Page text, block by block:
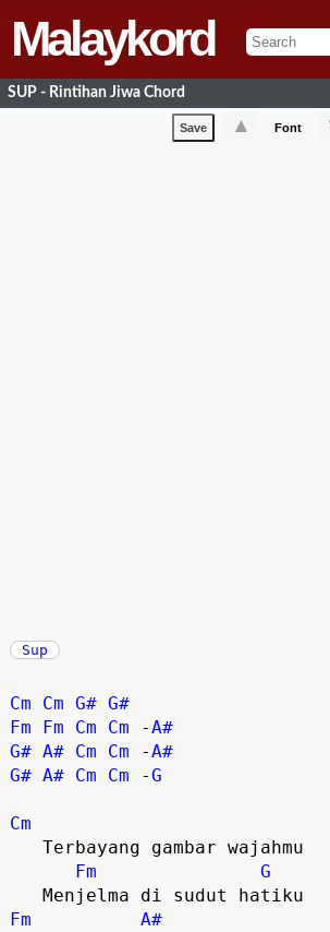
Malaykord
SUP - Rintihan Jiwa Chord
Save ▲ Font
Sup
Cm Cm G# G#
Fm
Fm Cm Cm -A#
G# A# Cm Cm -A#
G# A# Cm Cm -G
Cm
Fm
G
Fm
A#